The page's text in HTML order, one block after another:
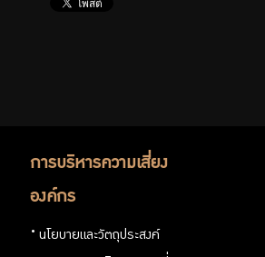
การบริหารความเสี่ยง
องค์กร
นโยบายและวัตถุประสงค์